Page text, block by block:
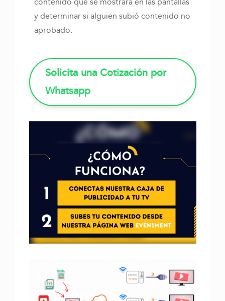
y determinar si alguien subió contenido no
aprobado.
Solicita una Cotización por
Whatsapp